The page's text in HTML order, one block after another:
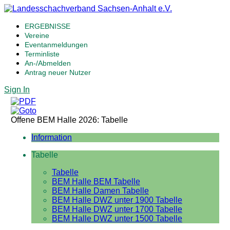
ERGEBNISSE
Vereine
Eventanmeldungen
Terminliste
An-/Abmelden
Antrag neuer Nutzer
Sign In
Offene BEM Halle 2026: Tabelle
Information
Tabelle
Tabelle
BEM Halle BEM Tabelle
BEM Halle Damen Tabelle
BEM Halle DWZ unter 1900 Tabelle
BEM Halle DWZ unter 1700 Tabelle
BEM Halle DWZ unter 1500 Tabelle